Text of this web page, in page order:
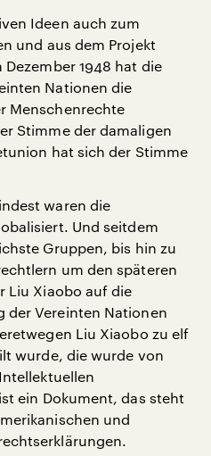
Ideen auch zum
und aus dem Projekt
1948 hat die
Nationen die
Menschenrechte
Stimme der damaligen
hat sich der Stimme
waren die
Und seitdem
Gruppen, bis hin zu
um den späteren
Liu Xiaobo auf die
der Vereinten Nationen
Liu Xiaobo zu elf
wurde, die wurde von
ein Dokument, das steht
und